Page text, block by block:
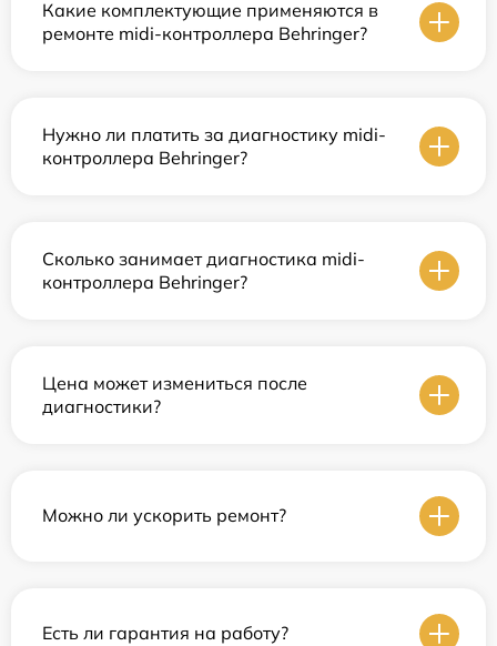
Какие комплектующие применяются в
ремонте midi-контроллера Behringer?
Нужно ли платить за диагностику midi-
контроллера Behringer?
Сколько занимает диагностика midi-
контроллера Behringer?
Цена может измениться после
диагностики?
Можно ли ускорить ремонт?
Есть ли гарантия на работу?